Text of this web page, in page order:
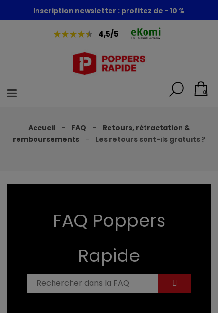
Inscription newsletter : profitez de - 10 %
4,5/5
0
Accueil FAQ
Retours, rétractation &
remboursements
Les retours sont-ils gratuits ?
FAQ Poppers
Rapide